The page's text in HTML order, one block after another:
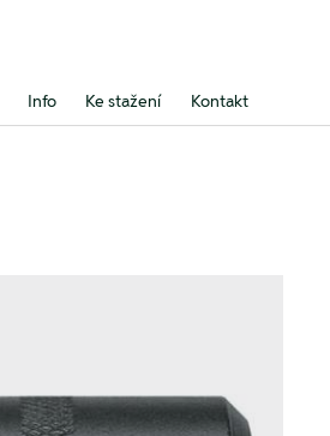
Info Ke stažení Kontakt